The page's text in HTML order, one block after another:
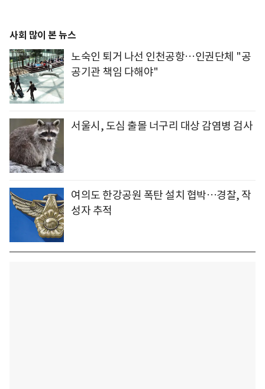
사회 많이 본 뉴스
노숙인 퇴거 나선 인천공항…인권단체 "공
공기관 책임 다해야"
서울시, 도심 출몰 너구리 대상 감염병 검사
여의도 한강공원 폭탄 설치 협박…경찰, 작
성자 추적